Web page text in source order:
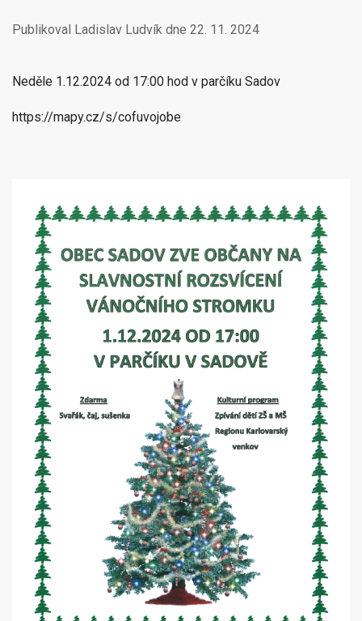
Publikoval Ladislav Ludvík dne 22. 11. 2024
Neděle 1.12.2024 od 17:00 hod v parčíku Sadov
https://mapy.cz/s/cofuvojobe